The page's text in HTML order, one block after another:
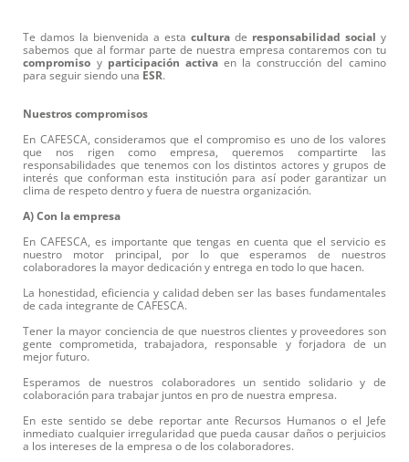
Te damos la bienvenida a esta culturade responsabilidad social y
sabemos que al formar parte de nuestra empresa contaremos con tu
compromiso y participación activaen la construcción del camino
para seguir siendo una ESR.
Nuestros compromisos
En CAFESCA, consideramos que el compromiso es uno de los valores
que nos rigen como empresa, queremos compartirte las
responsabilidades que tenemos con los distintos actores y grupos de
interés que conforman esta institución para así poder garantizar un
clima de respeto dentro y fuera de nuestra organización.
A) Con la empresa
En CAFESCA, es importante que tengas en cuenta que el servicio es
nuestro motor principal, por lo que esperamos de nuestros
colaboradores la mayor dedicación y entrega en todo lo que hacen.
La honestidad, eficiencia y calidad deben ser las bases fundamentales
de cada integrante de CAFESCA.
Tener la mayor conciencia de que nuestros clientes y proveedores son
gente comprometida, trabajadora, responsable y forjadora de un
mejor futuro.
Esperamos de nuestros colaboradores un sentido solidario y de
colaboración para trabajar juntos en pro de nuestra empresa.
En este sentido se debe reportar ante Recursos Humanos o el Jefe
inmediato cualquier irregularidad que pueda causar daños o perjuicios
a los intereses de la empresa o de los colaboradores.